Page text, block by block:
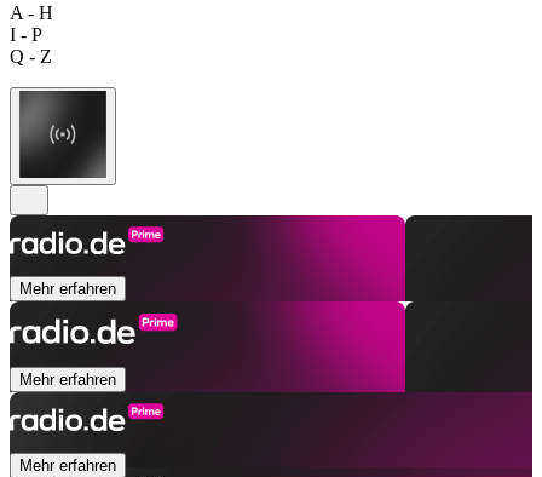
A - H
I - P
Q - Z
Mehr erfahren
Mehr erfahren
Mehr erfahren